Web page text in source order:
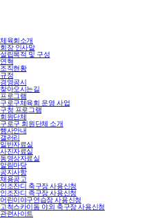
체육회소개
회장 인사말
설립목적 및 구성
연혁
조직현황
규정
경영공시
찾아오시는길
프로그램
구로구체육회 운영 사업
구청 프로그램
회원단체
구로구 회원단체 소개
행사안내
갤러리
일반자료실
사진자료실
동영상자료실
알림마당
공지사항
채용공고
인조잔디 축구장 사용신청
인조잔디 족구장 사용신청
어린이야구연습장 사용신청
고척스카이돔 야외 축구장 사용신청
관련사이트